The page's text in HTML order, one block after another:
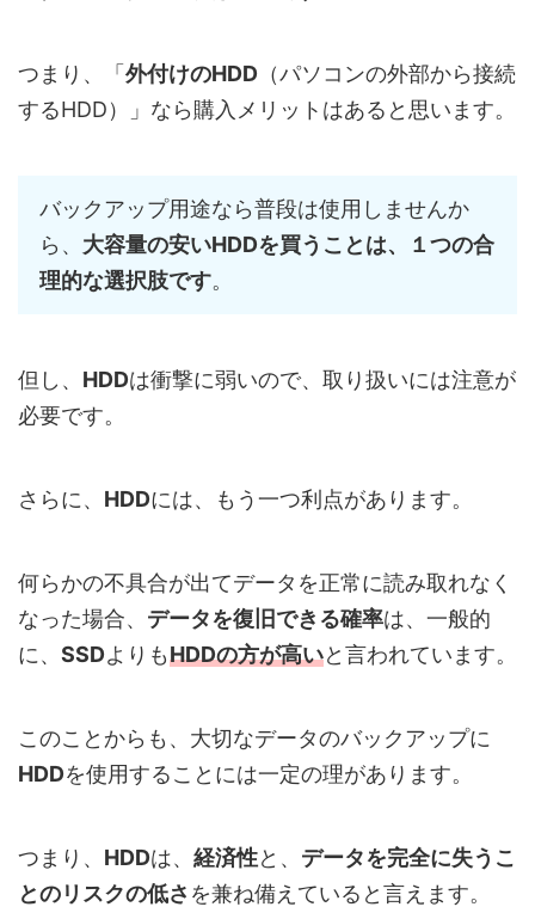
つまり、「 外付けのHDD （パソコンの外部から接続
するHDD）」なら購入メリットはあると思います。
バックアップ用途なら普段は使用しませんか
ら、 大容量の安いHDDを買うことは、１つの合
理的な選択肢です。
但し、 HDDは衝撃に弱いので、取り扱いには注意が
必要です。
さらに、 HDDには、もう一つ利点があります。
何らかの不具合が出てデータを正常に読み取れなく
なった場合、 データを復旧できる確率は、一般的
に、 SSDよりもHDDの方が高いと言われています。
このことからも、大切なデータのバックアップに
HDDを使用することには一定の理があります。
つまり、 HDDは、 経済性と、 データを完全に失うこ
とのリスクの低さ を兼ね備えていると言えます。